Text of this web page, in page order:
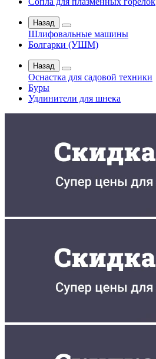
Назад
Шлифовальные машины
Болгарки (УШМ)
Назад
Оснастка для садовой техники
Буры
Удлинители для шнека